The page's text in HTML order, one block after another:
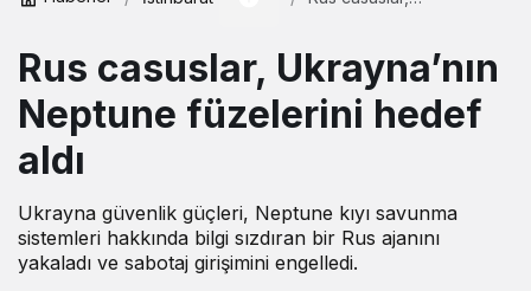
Rus casuslar, Ukrayna’nın
Neptune füzelerini hedef
aldı
Ukrayna güvenlik güçleri, Neptune kıyı savunma
sistemleri hakkında bilgi sızdıran bir Rus ajanını
yakaladı ve sabotaj girişimini engelledi.